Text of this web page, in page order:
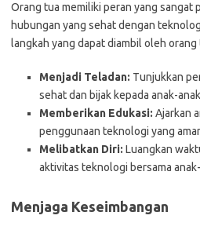
Orang tua memiliki peran yang sangat
hubungan yang sehat dengan
langkah yang dapat diambil oleh orang
Menjadi Teladan: Tunjukkan
sehat dan bijak kepada anak-
Memberikan Edukasi: Ajarkan
penggunaan teknologi yang
Melibatkan Diri: Luangkan
aktivitas teknologi bersama
Menjaga Keseimbangan